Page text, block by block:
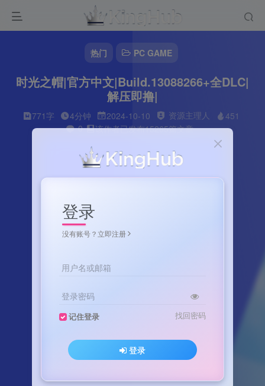
热门 PC GAME
时光之帽|官方中文|Build.13088266+全DLC|
解压即撸|
771字 4分钟 2024-10-10 资源主理人
451
0
该作者已发布15265篇文章
登录
没有账号？立即注册
用户名或邮箱
登录密码
记住登录 找回密码
登录